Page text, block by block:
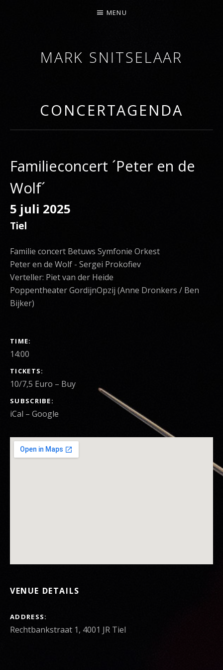
MARK SNITSELAAR
MENU
CONCERTAGENDA
Familieconcert ´Peter en de
Wolf´
5 juli 2025
Tiel
Familie concert Betuws Symfonie Orkest
Peter en de Wolf - Sergei Prokofiev
Verteller: Piet van der Heide
Poppentheater GordijnOpzij (Anne Dronkers / Ben
Bijker)
GIG DETAILS
TIME
14:00
TICKETS
10/7,5 Euro – Buy
SUBSCRIBE
iCal Google
VENUE DETAILS
ADDRESS